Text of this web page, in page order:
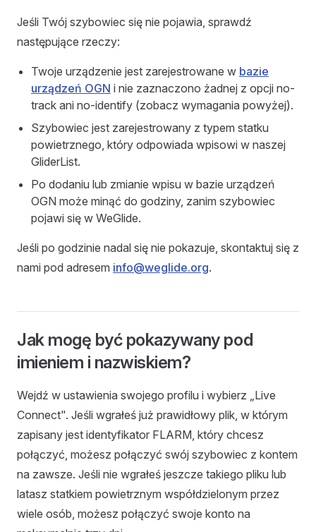
Jeśli Twój szybowiec się nie pojawia, sprawdź
następujące rzeczy:
Twoje urządzenie jest zarejestrowane w bazie
urządzeń OGN i nie zaznaczono żadnej z opcji no-
track ani no-identify (zobacz wymagania powyżej).
Szybowiec jest zarejestrowany z typem statku
powietrznego, który odpowiada wpisowi w naszej
GliderList.
Po dodaniu lub zmianie wpisu w bazie urządzeń
OGN może minąć do godziny, zanim szybowiec
pojawi się w WeGlide.
Jeśli po godzinie nadal się nie pokazuje, skontaktuj się z
nami pod adresem info@weglide.org.
Jak mogę być pokazywany pod
imieniem i nazwiskiem?
Wejdź w ustawienia swojego profilu i wybierz „Live
Connect". Jeśli wgrałeś już prawidłowy plik, w którym
zapisany jest identyfikator FLARM, który chcesz
połączyć, możesz połączyć swój szybowiec z kontem
na zawsze. Jeśli nie wgrałeś jeszcze takiego pliku lub
latasz statkiem powietrznym współdzielonym przez
wiele osób, możesz połączyć swoje konto na